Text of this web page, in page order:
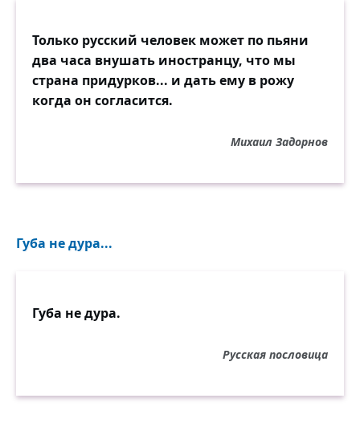
Только русский человек может по пьяни
два часа внушать иностранцу, что мы
страна придурков... и дать ему в рожу
когда он согласится.
Михаил Задорнов
Губа не дура...
Губа не дура.
Русская пословица